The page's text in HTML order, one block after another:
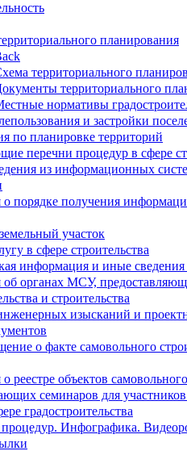
планирования
территориального
территориального
нормативы
и застройки
по планировке территорий
перечни процедур в сфере
из информационных
порядке получения
участок
в сфере строительства
информация и иные сведения
органах МСУ,
и строительства
изысканий и
о факте самовольного
реестре объектов
семинаров для участников
градостроительства
процедур. Инфографика.